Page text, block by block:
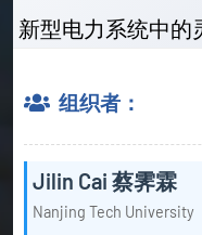
新型电力系统中的
组织者：
Jilin Cai 蔡霁霖
Nanjing Tech University